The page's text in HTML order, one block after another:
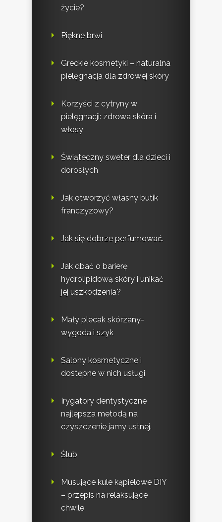
życie?
Piękne brwi
Greckie kosmetyki – naturalna
pielęgnacja dla zdrowej skóry
Korzyści z cytryny w
pielęgnacji: zdrowa skóra i
włosy
Świąteczny sweter dla dzieci i
dorosłych
Jak otworzyć własny butik
franczyzowy?
Jak się dobrze perfumować.
Jak dbać o barierę
hydrolipidową skóry i unikać
jej uszkodzenia?
Mały plecak skórzany-
wygoda i szyk
Salony kosmetyczne i
dostępne w nich usługi
Irygatory dentystyczne
najlepsza metodą na
czyszczenie jamy ustnej.
Ślub
Musujące kule kąpielowe DIY
– przepis na relaksujące
chwile